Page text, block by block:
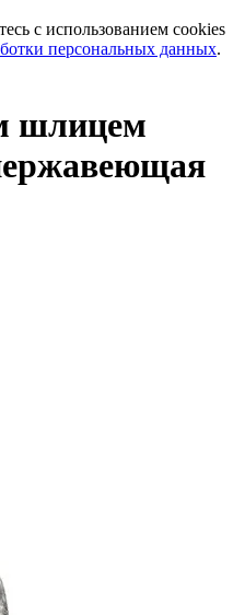
с использованием cookies
персональных данных.
шлицем